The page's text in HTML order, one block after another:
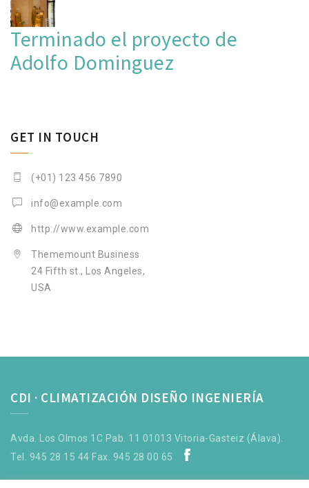
Terminado el proyecto de
Adolfo Dominguez
GET IN TOUCH
(+01) 123 456 7890
info@example.com
http://www.example.com
Thememount Business
24 Fifth st., Los Angeles,
USA
CDI · CLIMATIZACIÓN DISEÑO INGENIERÍA
Avda. Los Olmos 1C Pab. 11 01013 Vitoria-Gasteiz (Álava).
Tel. 945 28 15 44 Fax. 945 28 00 65